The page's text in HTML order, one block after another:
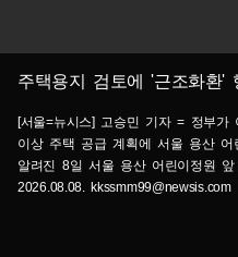
주택용지 검토에 '근조화환'
[서울=뉴시스] 고승민 기자 = 정부
이상 주택 공급 계획에 서울 용산
알려진 8일 서울 용산 어린이정원
2026.08.08. kkssmm99@newsis.com